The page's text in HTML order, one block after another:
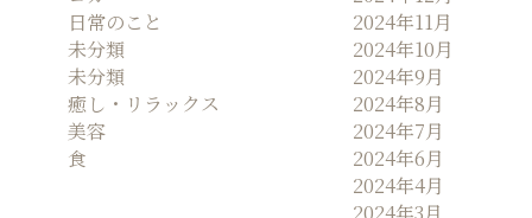
日常のこと
未分類
未分類
癒し・リラックス
美容
食
2024年11月
2024年10月
2024年9月
2024年8月
2024年7月
2024年6月
2024年4月
2024年3月